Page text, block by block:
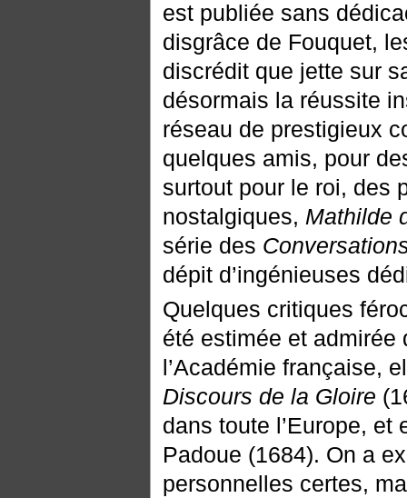
est publiée sans
disgrâce de Fouquet,
discrédit que jette sur
désormais la réussite
réseau de prestigieux
quelques amis, pour
surtout pour le roi, des
nostalgiques, Mathilde
série des
dépit d’ingénieuses
Quelques critiques
été estimée et admirée
l’Académie française,
Discours de la Gloire
dans toute l’Europe,
Padoue (1684). On a
personnelles certes,